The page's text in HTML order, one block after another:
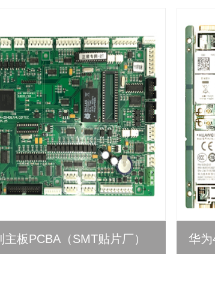
板PCBA（SMT贴片厂）